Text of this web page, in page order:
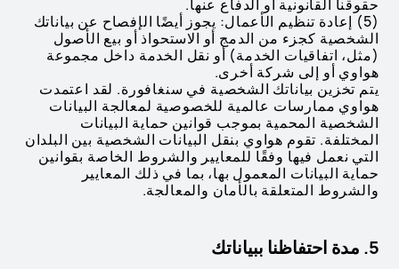
حقوقنا القانونية أو الدفاع عنها.
(5) إعادة تنظيم الأعمال: يجوز أيضًا الإفصاح عن بياناتك
الشخصية كجزء من الدمج أو الاستحواذ أو بيع الأصول
(مثل، اتفاقيات الخدمة) أو نقل الخدمة داخل مجموعة
هواوي أو إلى شركة أخرى.
يتم تخزين بياناتك الشخصية في سنغافورة. لقد اعتمدت
هواوي ممارسات عالمية للخصوصية لمعالجة البيانات
الشخصية المحمية بموجب قوانين حماية البيانات
المختلفة. تقوم هواوي بنقل البيانات الشخصية بين البلدان
التي نعمل فيها وفقًا للمعايير والشروط الخاصة بقوانين
حماية البيانات المعمول بها، بما في ذلك المعايير
والشروط المتعلقة بالأمان والمعالجة.
5. مدة احتفاظنا ببياناتك